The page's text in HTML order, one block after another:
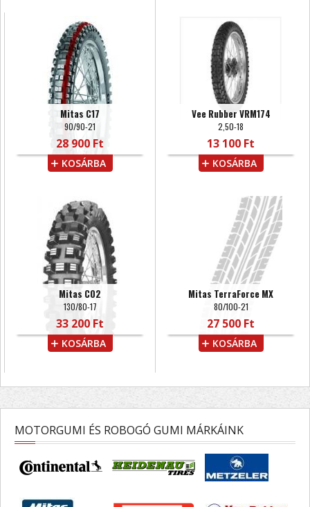
Mitas C17
90/90-21
28 900 Ft
KOSÁRBA
Vee Rubber VRM174
2,50-18
13 100 Ft
KOSÁRBA
Mitas C02
130/80-17
33 200 Ft
KOSÁRBA
Mitas TerraForce MX
80/100-21
27 500 Ft
KOSÁRBA
MOTORGUMI ÉS ROBOGÓ GUMI MÁRKÁINK